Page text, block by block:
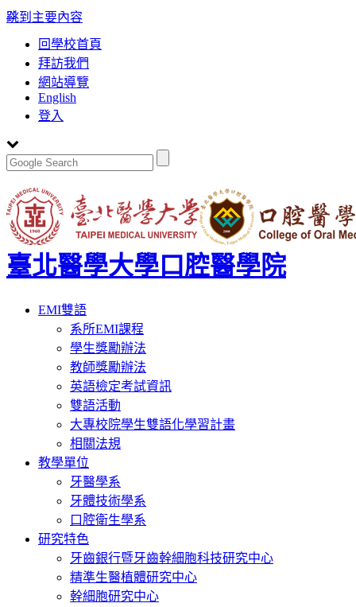
跳到主要內容
:::
回學校首頁
拜訪我們
網站導覽
English
登入
臺北醫學大學口腔醫學院
Toggle
navigation
EMI雙語
系所EMI課程
學生獎勵辦法
教師獎勵辦法
英語檢定考試資訊
雙語活動
大專校院學生雙語化學習計畫
相關法規
教學單位
牙醫學系
牙體技術學系
口腔衛生學系
研究特色
牙齒銀行暨牙齒幹細胞科技研究中心
精準生醫植體研究中心
幹細胞研究中心